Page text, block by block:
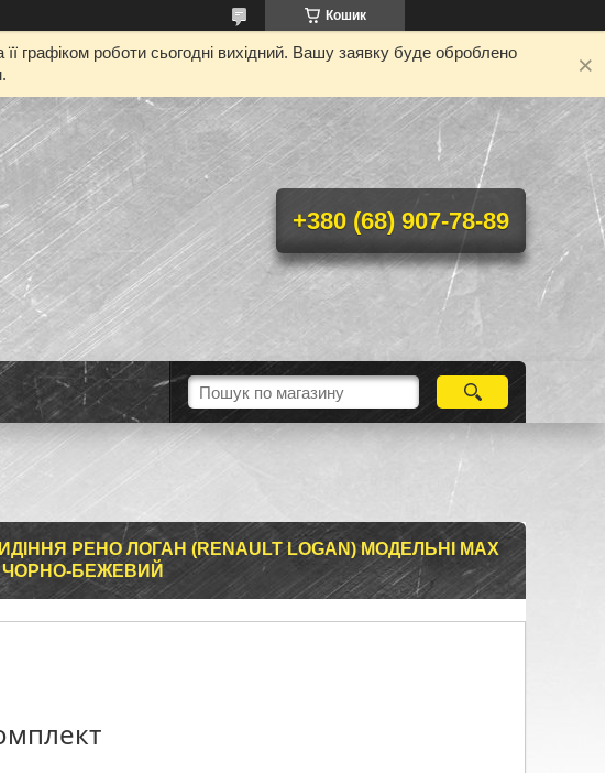
Кошик
графіком роботи сьогодні вихідний. Вашу заявку буде оброблено
+380 (68) 907-78-89
РЕНО ЛОГАН (RENAULT LOGAN) МОДЕЛЬНІ MAX
ЧОРНО-БЕЖЕВИЙ